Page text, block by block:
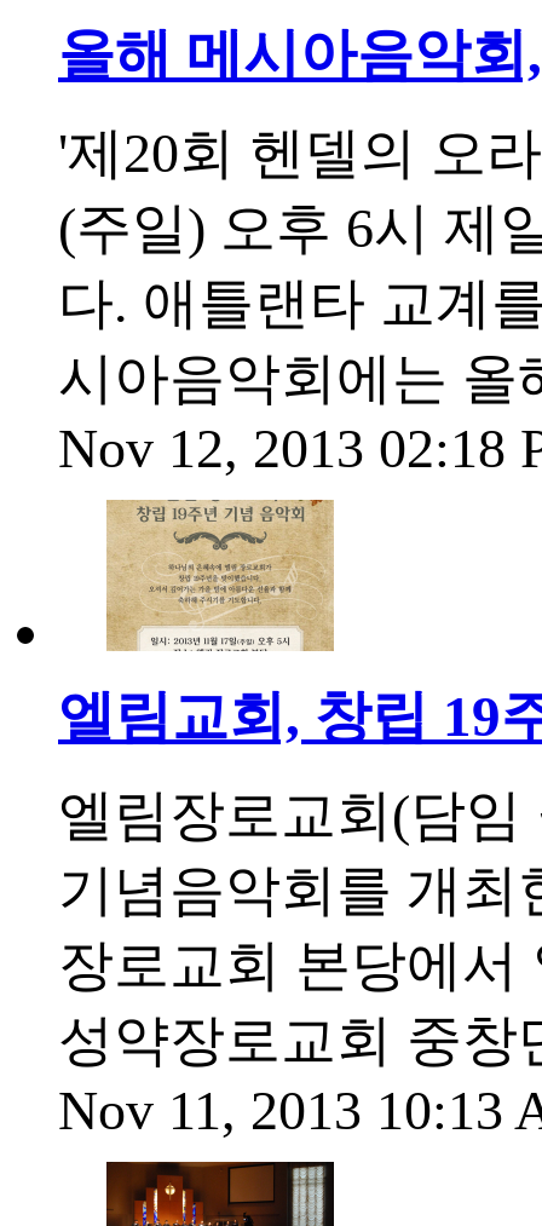
올해 메시아음악
'제20회 헨델의 오
(주일) 오후 6시 제
다. 애틀랜타 교계
시아음악회에는
Nov 12, 2013 02:18
엘림교회, 창립 19
엘림장로교회(담
기념음악회를 개최
장로교회 본당에서
성약장로교회 중
Nov 11, 2013 10:13